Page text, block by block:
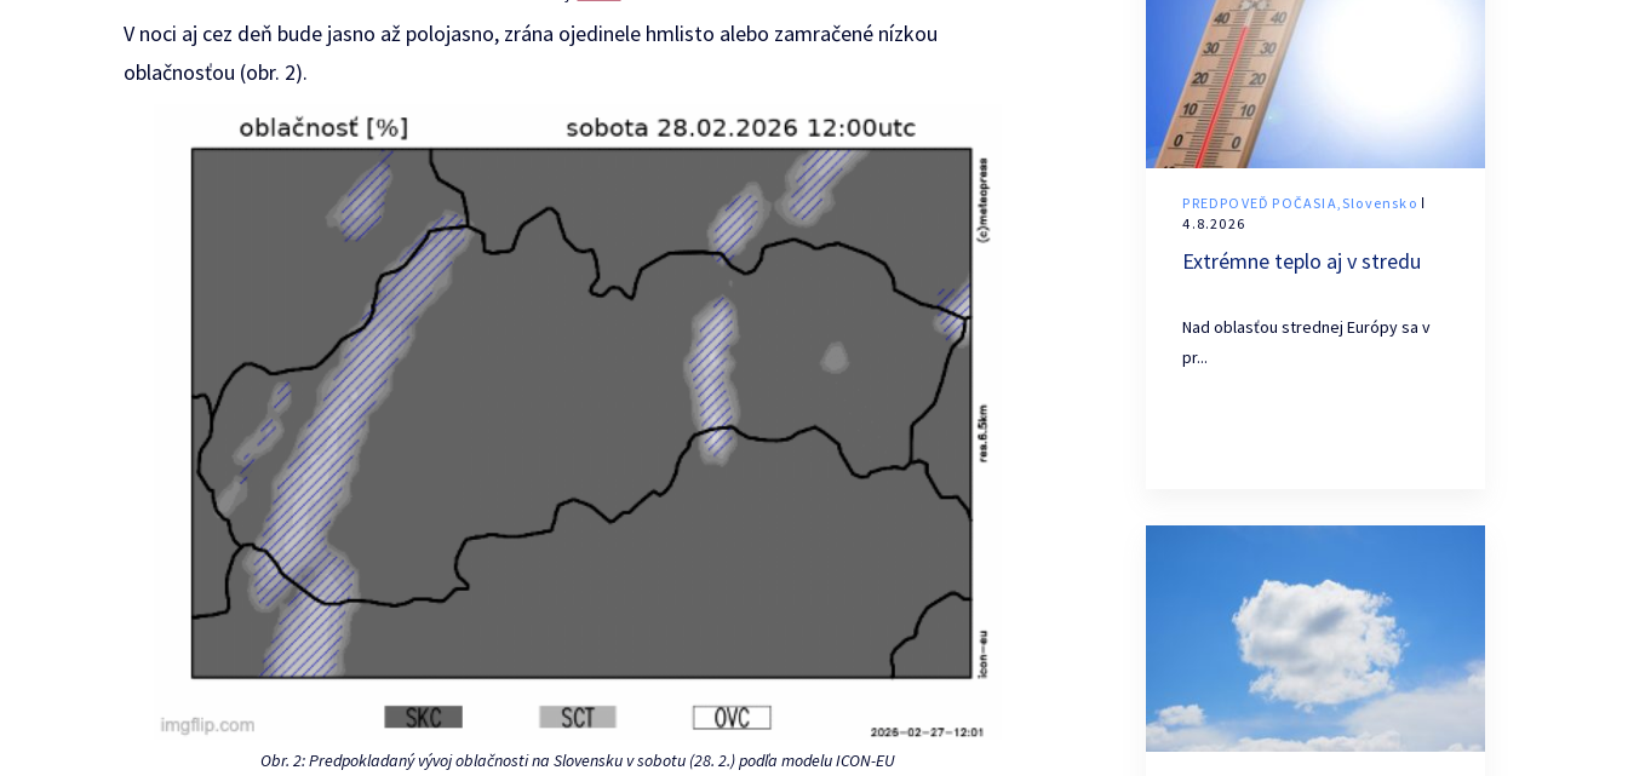
V noci aj cez deň bude jasno až polojasno, zrána ojedinele hmlisto alebo zamračené nízkou
oblačnosťou (obr. 2).
Obr. 2: Predpokladaný vývoj oblačnosti na Slovensku v sobotu (28. 2.) podľa modelu ICON-EU
PREDPOVEĎ POČASIA,Slovensko ǀ
4.8.2026
Extrémne teplo aj v stredu
Nad oblasťou strednej Európy sa v
pr...